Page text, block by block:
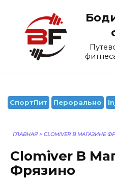
содержанию
СпортПит Перорально
ГЛАВНАЯ > CLOMIVER В МАГАЗИНЕ
Clomiver В
Фрязино